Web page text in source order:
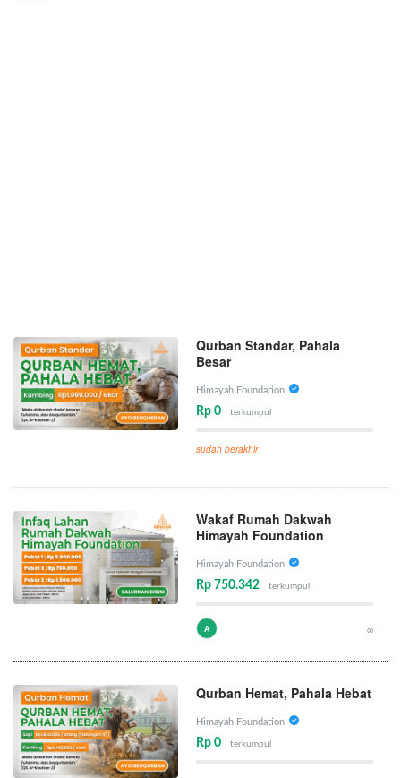
Qurban Standar, Pahala
Besar
Himayah Foundation
Rp 0 terkumpul
sudah berakhir
Wakaf Rumah Dakwah
Himayah Foundation
Himayah Foundation
Rp 750.342 terkumpul
A ∞
Qurban Hemat, Pahala Hebat
Himayah Foundation
Rp 0 terkumpul